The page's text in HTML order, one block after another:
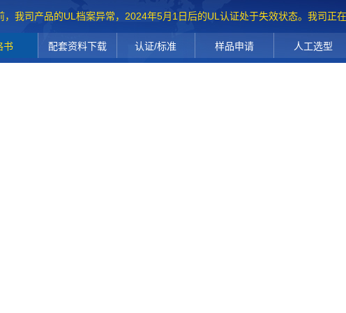
，我司产品的UL档案异常，2024年5月1日后的UL认证处于失效状态。我司正
书 配套资料下载 认证/标准 样品申请 人工选型